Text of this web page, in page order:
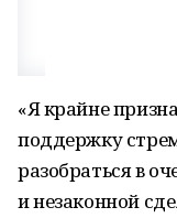
«Я крайне
поддержку
разобраться в
и незаконной